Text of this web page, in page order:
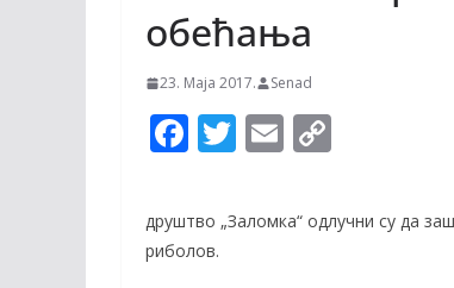
обећања
23. Maja 2017. Senad
F
e
b
T
itt
E
ai p
y
друштво „Заломка“ одлучни су да
риболов.